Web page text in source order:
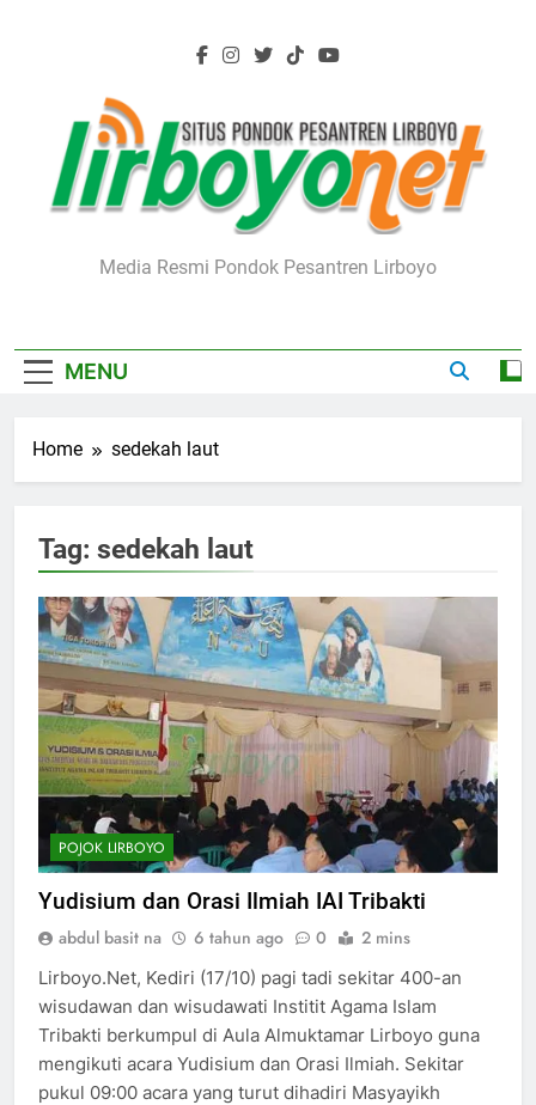
Lirboyo.net
Media Resmi Pondok Pesantren Lirboyo
MENU
Home sedekah laut
Tag: sedekah laut
POJOK LIRBOYO
Yudisium dan Orasi Ilmiah IAI Tribakti
abdul basit na 6 tahun ago 0 2 mins
Lirboyo.Net, Kediri (17/10) pagi tadi sekitar 400-an
wisudawan dan wisudawati Institit Agama Islam
Tribakti berkumpul di Aula Almuktamar Lirboyo guna
mengikuti acara Yudisium dan Orasi Ilmiah. Sekitar
pukul 09:00 acara yang turut dihadiri Masyayikh